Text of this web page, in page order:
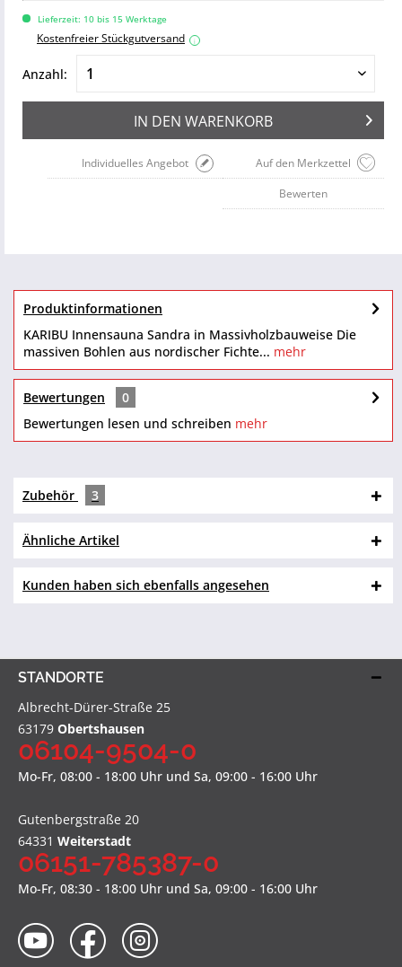
Lieferzeit: 10 bis 15 Werktage
Kostenfreier Stückgutversand i
Anzahl:
IN DEN WARENKORB
Auf den Merkzettel
Individuelles Angebot
Bewerten
Produktinformationen
KARIBU Innensauna Sandra in Massivholzbauweise Die
massiven Bohlen aus nordischer Fichte... mehr
Bewertungen
0
Bewertungen lesen und schreiben mehr
Zubehör 3
Ähnliche Artikel
Kunden haben sich ebenfalls angesehen
STANDORTE
Albrecht-Dürer-Straße 25
63179 Obertshausen
06104-9504-0
Mo-Fr, 08:00 - 18:00 Uhr und Sa, 09:00 - 16:00 Uhr
Gutenbergstraße 20
64331 Weiterstadt
06151-785387-0
Mo-Fr, 08:30 - 18:00 Uhr und Sa, 09:00 - 16:00 Uhr